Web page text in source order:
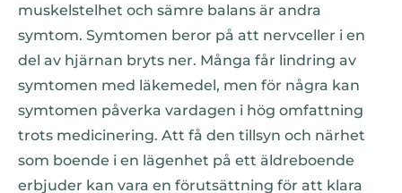
muskelstelhet och sämre balans är andra
symtom. Symtomen beror på att nervceller i en
del av hjärnan bryts ner. Många får lindring av
symtomen med läkemedel, men för några kan
symtomen påverka vardagen i hög omfattning
trots medicinering. Att få den tillsyn och närhet
som boende i en lägenhet på ett äldreboende
erbjuder kan vara en förutsättning för att klara